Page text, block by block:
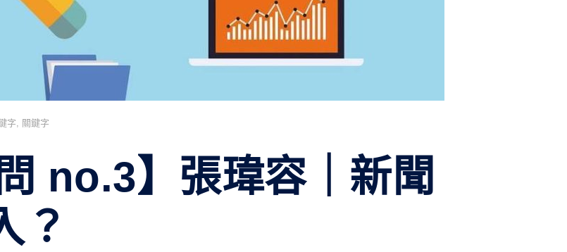
字, 關鍵字
no.3】張瑋容｜新聞
？